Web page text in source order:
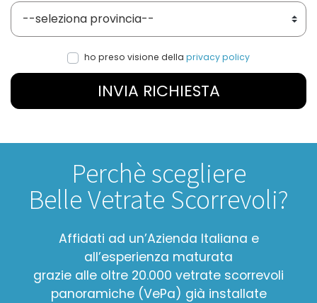
Provincia
ho preso visione della privacy policy
INVIA RICHIESTA
Perchè scegliere
Belle Vetrate Scorrevoli?
Affidati ad un’Azienda Italiana e
all’esperienza maturata
grazie alle oltre 20.000 vetrate scorrevoli
panoramiche (VePa) già installate